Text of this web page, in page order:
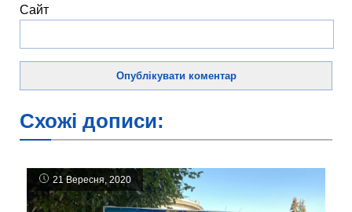
Сайт
Схожі дописи:
21 Вересня, 2020